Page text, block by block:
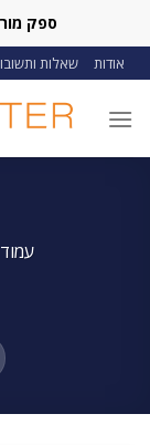
content
ספק
אודות שאלות